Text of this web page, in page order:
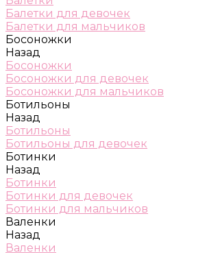
Балетки для девочек
Балетки для мальчиков
Босоножки
Назад
Босоножки
Босоножки для девочек
Босоножки для мальчиков
Ботильоны
Назад
Ботильоны
Ботильоны для девочек
Ботинки
Назад
Ботинки
Ботинки для девочек
Ботинки для мальчиков
Валенки
Назад
Валенки